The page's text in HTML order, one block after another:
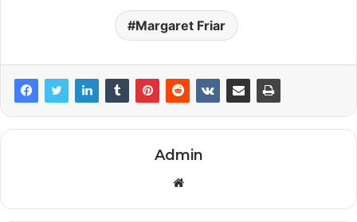
Margaret Friar
Admin
Website